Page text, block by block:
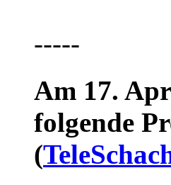
-----
Am 17.
folgende
(